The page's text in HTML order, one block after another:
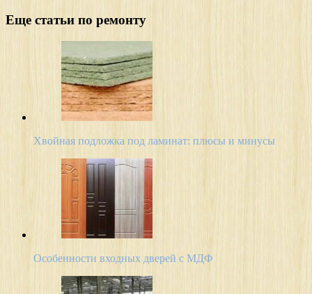
Еще статьи по ремонту
Хвойная подложка под ламинат: плюсы и минусы
Особенности входных дверей с МДФ